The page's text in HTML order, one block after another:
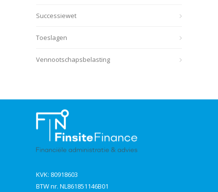
Successiewet
Toeslagen
Vennootschapsbelasting
KVK: 80918603
BTW nr. NL861851146B01